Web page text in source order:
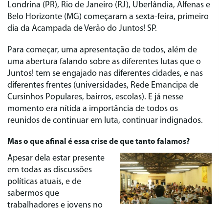
Londrina (PR), Rio de Janeiro (RJ), Uberlândia, Alfenas e
Belo Horizonte (MG) começaram a sexta-feira, primeiro
dia da Acampada de Verão do Juntos! SP.
Para começar, uma apresentação de todos, além de
uma abertura falando sobre as diferentes lutas que o
Juntos! tem se engajado nas diferentes cidades, e nas
diferentes frentes (universidades, Rede Emancipa de
Cursinhos Populares, bairros, escolas). E já nesse
momento era nítida a importância de todos os
reunidos de continuar em luta, continuar indignados.
Mas o que afinal é essa crise de que tanto falamos?
Apesar dela estar presente
em todas as discussões
políticas atuais, e de
sabermos que
trabalhadores e jovens no